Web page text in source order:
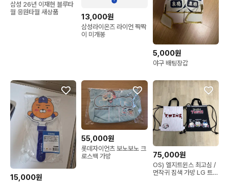
삼성 26년 이재현 블루타
월 응원타월 새상품
13,000원
삼성라이온즈 라이언 짝짝
이 미개봉
5,000원
야구 배팅장갑
15,000원
55,000원
롯데자이언츠 보노보노 크
로스백 가방
75,000원
OS) 엘지트윈스 최고심 /
먼작귀 짐색 가방 LG 트윈